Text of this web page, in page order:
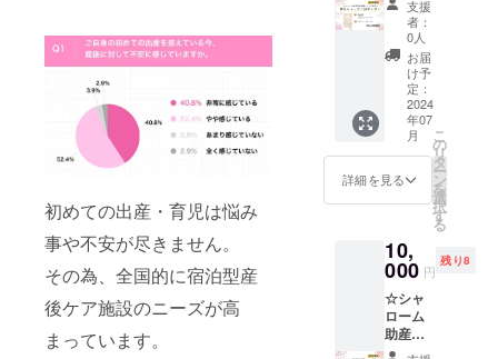
初めての出産・育児は悩み
事や不安が尽きません。
その為、全国的に宿泊型産
後ケア施設のニーズが高
まっています。
加物等
の食品
表示は
お届け
商品の
ラベル
に表記
されま
す。 商
前には
必ずお
ンに貼
付され
たラベ
ルや注
意書き
をご確
【賞味
期限】
最短
2025年
【保存
方法】-
18°C以
下で冷
凍保
マト運
輸
冷凍便
原材料
及び添
トレー
ド・
オーガ
ニック
コット
ン100%
で、敏
感肌の
方にも
おすす
の付け
根や腹
部を締
め付け
ない形
で、愛
してい
る企業
の新月
ショー
ツ＜M
サイズ
＞＋お
礼の
メール
【限定
10枚】
生地は
ん、国
産オリ
ジナル
レー
ス、縫
い糸、
全て
支援
者：
0人
お届
け予
定：
2024
年07
月
詳細を見る
こ
の
リ
タ
ー
ン
を
選
択
す
る
10,
000 円
残り8
☆シャ
ローム
助産院
が提携